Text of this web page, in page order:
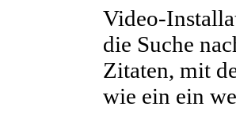
Video-
die Suche
Zitaten, mit
wie ein ein